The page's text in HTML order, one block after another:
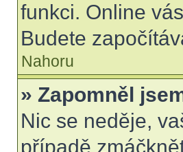
funkci. Online
Budete
Nahoru
» Zapomněl
Nic se neděje,
případě